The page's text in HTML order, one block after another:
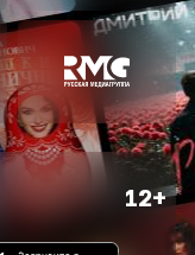
12+